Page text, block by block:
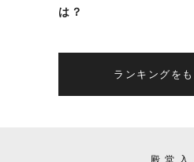
は？
ランキングを
殿堂入